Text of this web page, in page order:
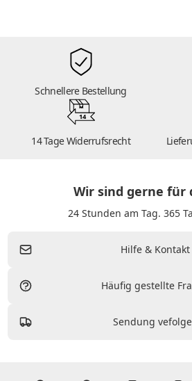
Schnellere Bestellung
14
14 Tage Widerrufsrecht
Wir sind gerne für
24 Stunden am Tag. 365
Hilfe & Kontakt
Häufig gestellte
Sendung